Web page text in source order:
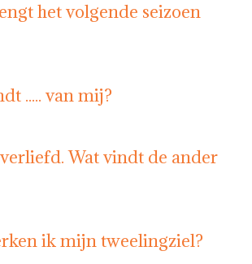
het volgende seizoen
..... van mij?
Wat vindt de ander
ik mijn tweelingziel?